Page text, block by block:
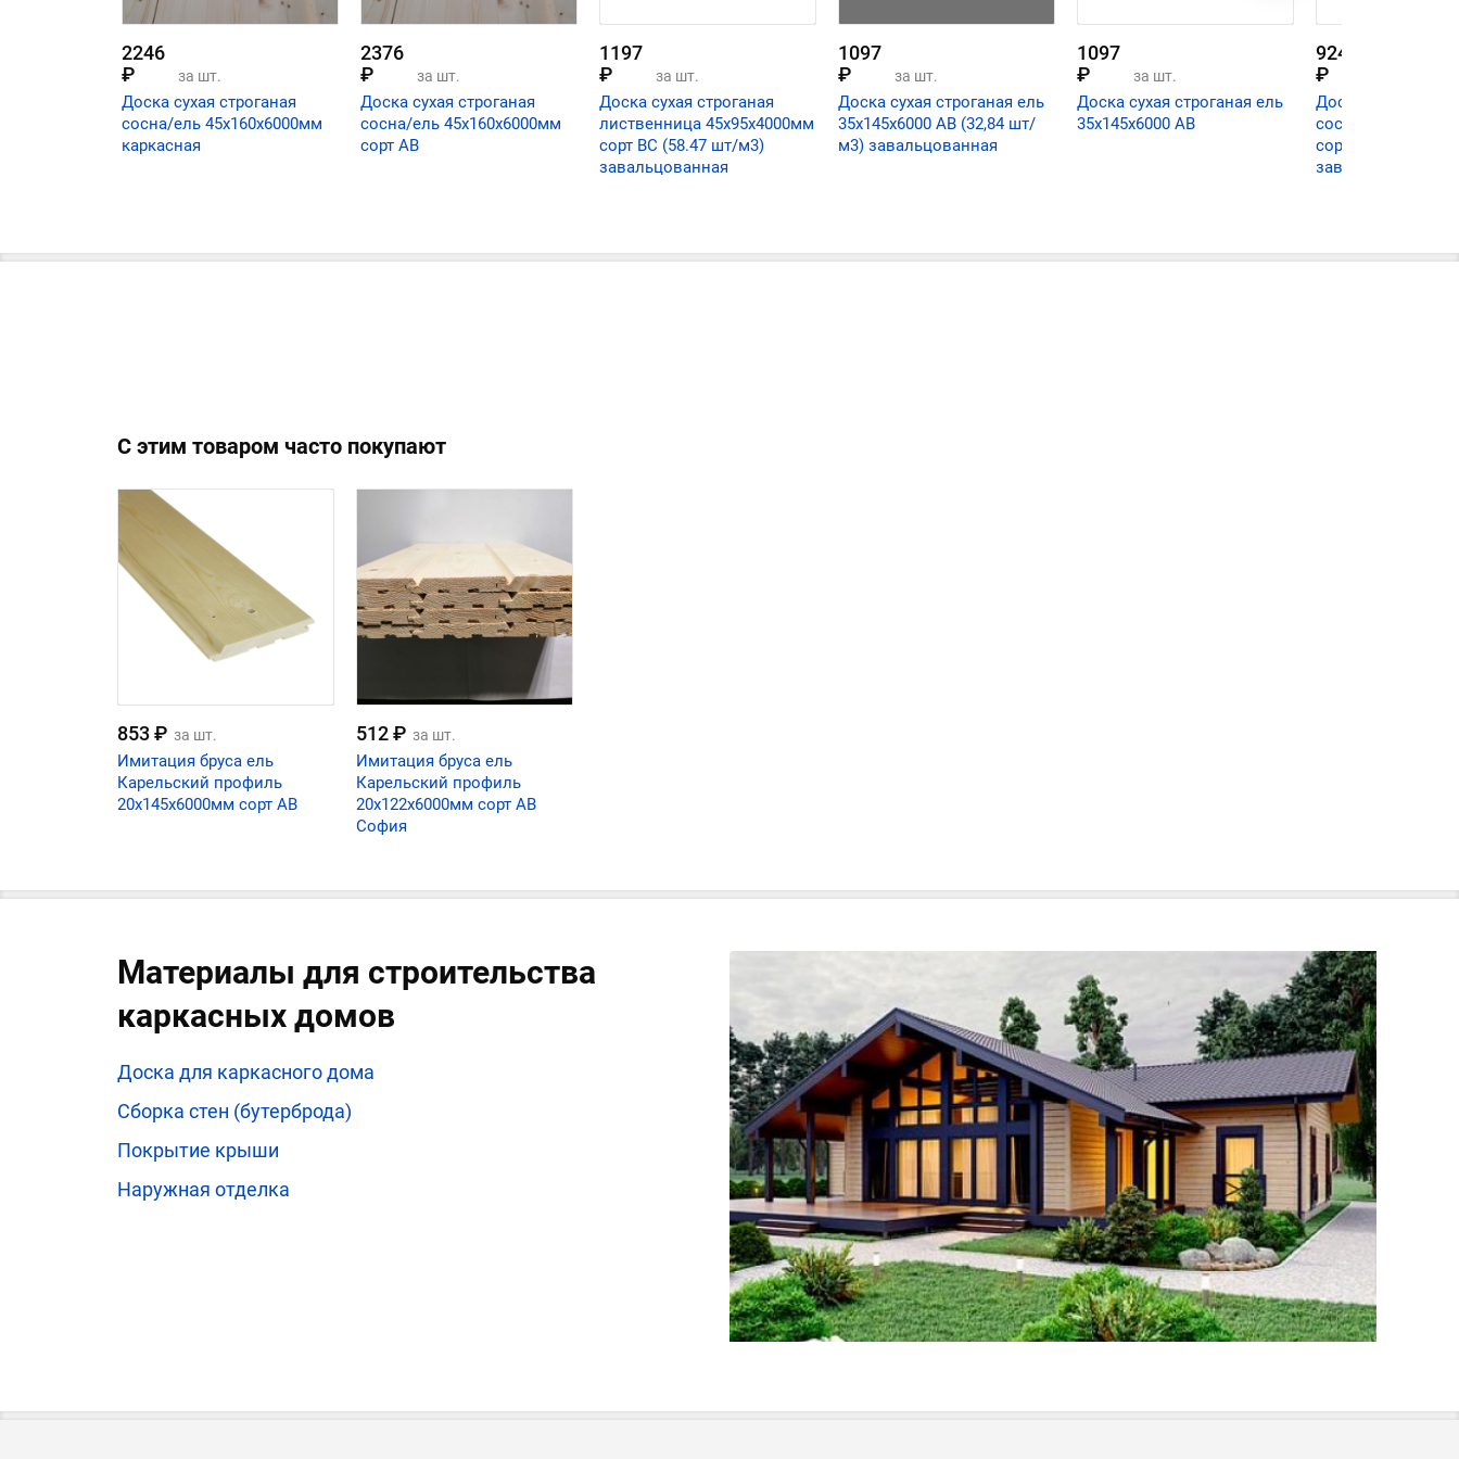
2246
₽
за шт.
Доска сухая строганая
сосна/ель 45х160х6000мм
каркасная
2376
₽
за шт.
Доска сухая строганая
сосна/ель 45х160х6000мм
сорт АВ
1197
₽
за шт.
Доска сухая строганая
лиственница 45х95х4000мм
сорт ВС (58.47 шт/м3)
завальцованная
1097
₽
за шт.
Доска сухая строганая ель
35х145х6000 АВ (32,84 шт/
м3) завальцованная
1097
₽
за шт.
Доска сухая строганая ель
35х145х6000 АВ
924
₽
Доска сухая
сосна/ель 45х
сорт АВ (38,99 шт/
завальцованная
С этим товаром часто покупают
853 ₽ за шт.
Имитация бруса ель
Карельский профиль
20х145х6000мм сорт АВ
512 ₽ за шт.
Имитация бруса ель
Карельский профиль
20х122х6000мм сорт АВ
София
Материалы для строительства
каркасных домов
Доска для каркасного дома
Сборка стен (бутерброда)
Покрытие крыши
Наружная отделка